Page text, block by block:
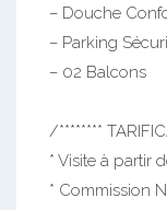
– Douche
– Parking
– 02 Balcons
/********
* Visite à partir
* Commission